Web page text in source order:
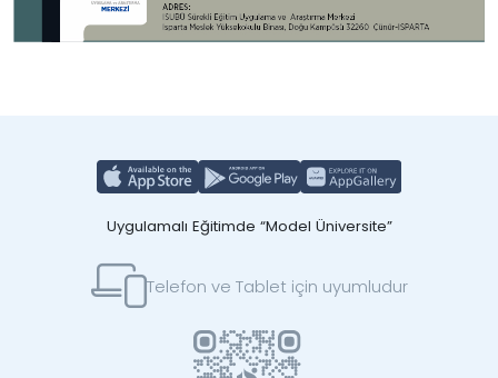
Uygulamalı Eğitimde “Model Üniversite”
Telefon ve Tablet için uyumludur